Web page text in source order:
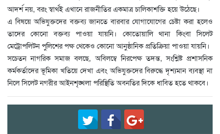
আদর্শ নয়, বরং স্বার্থই এখানে রাজনীতির একমাত্র চালিকাশক্তি হয়ে উঠেছে।
এ বিষয়ে অভিযুক্তদের বক্তব্য জানতে বারবার যোগাযোগের চেষ্টা করা হলেও
তাদের কোনো বক্তব্য পাওয়া যায়নি। কোতোয়ালি থানা কিংবা সিলেট
মেট্রোপলিটন পুলিশের পক্ষ থেকেও কোনো আনুষ্ঠানিক প্রতিক্রিয়া পাওয়া যায়নি।
সচেতন নাগরিক সমাজ বলছে, অবিলম্বে নিরপেক্ষ তদন্ত, সংশ্লিষ্ট প্রশাসনিক
কর্মকর্তাদের ভূমিকা খতিয়ে দেখা এবং অভিযুক্তদের বিরুদ্ধে দৃশ্যমান ব্যবস্থা না
নিলে সিলেট নগরীর আইনশৃঙ্খলা পরিস্থিতি অবনতির দিকে ধাবিত হতে থাকবে।